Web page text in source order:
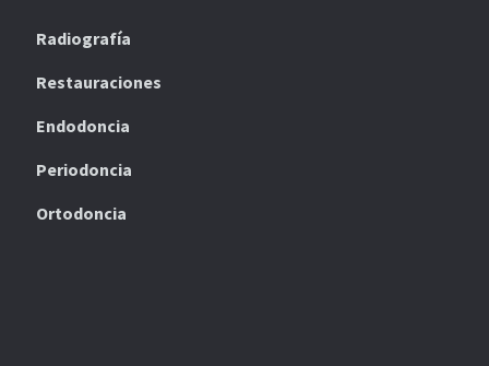
Radiografía
Restauraciones
Endodoncia
Periodoncia
Ortodoncia